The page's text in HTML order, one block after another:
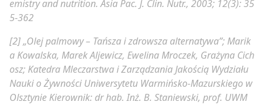
emistry and nutrition. Asia Pac. J. Clin. Nutr., 2003; 12(3): 35
5-362
[2] „Olej palmowy – Tańsza i zdrowsza alternatywa”; Marik
a Kowalska, Marek Aljewicz, Ewelina Mroczek, Grażyna Cich
osz; Katedra Mleczarstwa i Zarządzania Jakością Wydziału
Nauki o Żywności Uniwersytetu Warmińsko-Mazurskiego w
Olsztynie Kierownik: dr hab. Inż. B. Staniewski, prof. UWM